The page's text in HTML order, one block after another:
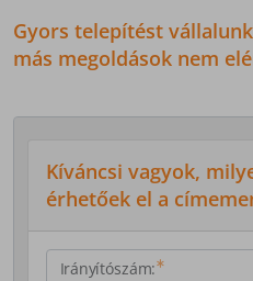
Gyors telepítést
más megoldások nem
Kíváncsi vagyok,
érhetőek el a
Irányítószám: